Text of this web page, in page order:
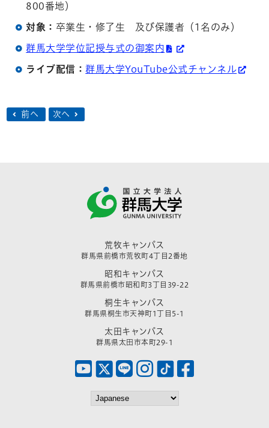
800番地）
対象： 卒業生・修了生 及び保護者（1名のみ）
群馬大学学位記授与式の御案内
ライブ配信：群馬大学YouTube公式チャンネル
前へ 次へ
荒牧キャンパス
群馬県前橋市荒牧町4丁目2番地
昭和キャンパス
群馬県前橋市昭和町3丁目39-22
桐生キャンパス
群馬県桐生市天神町1丁目5-1
太田キャンパス
群馬県太田市本町29-1